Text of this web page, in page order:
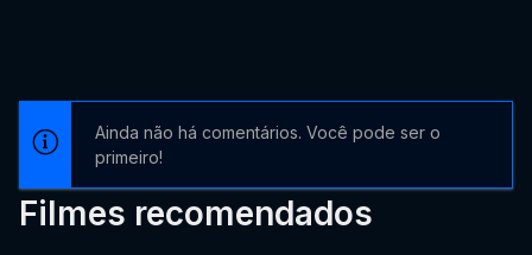
Ainda não há comentários. Você pode ser o
primeiro!
Filmes recomendados